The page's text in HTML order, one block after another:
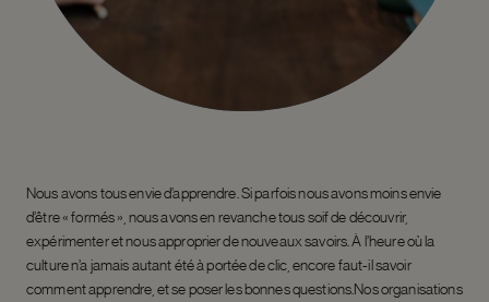
Nous avons tous envie d’apprendre. Si parfois nous avons moins envie
d’être « formés », nous avons en revanche tous soif de découvrir,
expérimenter et nous approprier de nouveaux savoirs. À l’heure où la
culture n’a jamais autant été à portée de clic, encore faut-il savoir
comment apprendre, et se poser les bonnes questions.Nos organisations